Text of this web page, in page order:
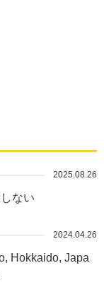
2025.08.26
ない
2024.04.26
Hokkaido, Japa